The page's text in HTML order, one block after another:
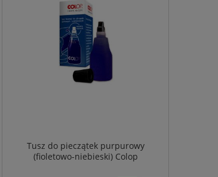
Tusz do pieczątek purpurowy
(fioletowo-niebieski) Colop